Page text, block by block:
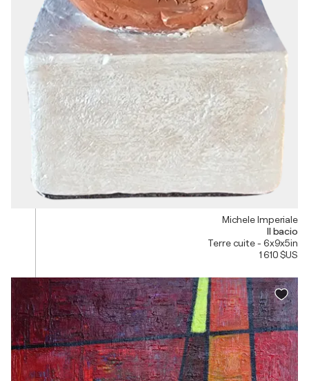
Michele Imperiale
Il bacio
Terre cuite - 6x9x5in
1 610 $US